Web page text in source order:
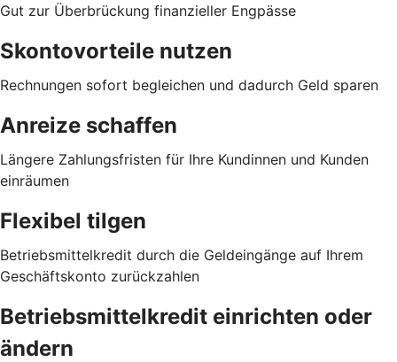
Gut zur Überbrückung finanzieller Engpässe
Skontovorteile nutzen
Rechnungen sofort begleichen und dadurch Geld sparen
Anreize schaffen
Längere Zahlungsfristen für Ihre Kundinnen und Kunden
einräumen
Flexibel tilgen
Betriebsmittelkredit durch die Geldeingänge auf Ihrem
Geschäftskonto zurückzahlen
Betriebsmittelkredit einrichten oder
ändern